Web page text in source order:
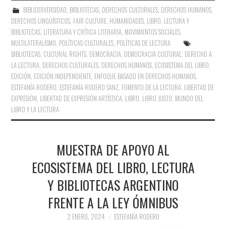
BIBLIODIVERSIDAD, BIBLIOTECAS, DERECHOS CULTURALES, DERECHOS HUMANOS,
DERECHOS LINGÜÍSTICOS, FAIR CULTURE, HUMANIDADES, LIBRO, LECTURA Y
BIBLIOTECAS, LITERATURA Y CRÍTICA LITERARIA, MOVIMIENTOS SOCIALES,
MULTILATERALISMO, POLÍTICAS CULTURALES, POLÍTICAS DE LECTURA
BIBLIOTECAS, CULTURAL RIGHTS, DEMOCRACIA, DEMOCRACIA CULTURAL, DERECHO A
LA LECTURA, DERECHOS CULTURALES, DERECHOS HUMANOS, ECOSISTEMA DEL LIBRO,
EDICIÓN, EDICIÓN INDEPENDIENTE, ENFOQUE BASADO EN DERECHOS HUMANOS,
ESTEFANÍA RODERO, ESTEFANÍA RODERO SANZ, FOMENTO DE LA LECTURA, LIBERTAD DE
EXPRESIÓN, LIBERTAD DE EXPRESIÓN ARTÍSTICA, LIBRO, LIBRO JUSTO, MUNDO DEL
LIBRO Y LA LECTURA
MUESTRA DE APOYO AL
ECOSISTEMA DEL LIBRO, LECTURA
Y BIBLIOTECAS ARGENTINO
FRENTE A LA LEY ÓMNIBUS
2 ENERO, 2024 ESTEFANÍA RODERO